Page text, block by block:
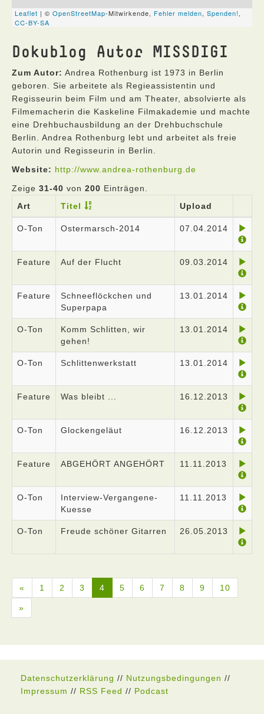
Dokublog Autor MISSDIGI
Zum Autor: Andrea Rothenburg ist 1973 in Berlin
geboren. Sie arbeitete als Regieassistentin und
Regisseurin beim Film und am Theater, absolvierte als
Filmemacherin die Kaskeline Filmakademie und machte
eine Drehbuchausbildung an der Drehbuchschule
Berlin. Andrea Rothenburg lebt und arbeitet als freie
Autorin und Regisseurin in Berlin.
Website: http://www.andrea-rothenburg.de
Zeige 31-40 von 200 Einträgen.
Art
Titel Upload
O-Ton Ostermarsch-2014 07.04.2014
Feature Auf der Flucht 09.03.2014
Feature
Schneeflöckchen und
Superpapa
13.01.2014
O-Ton
Komm Schlitten, wir
gehen!
13.01.2014
O-Ton Schlittenwerkstatt 13.01.2014
Feature Was bleibt ... 16.12.2013
O-Ton Glockengeläut 16.12.2013
Feature ABGEHÖRT ANGEHÖRT 11.11.2013
O-Ton
Interview-Vergangene-
Kuesse
11.11.2013
O-Ton Freude schöner Gitarren 26.05.2013
« 1 2 3 4 5 6 7 8 9 10
»
Datenschutzerklärung // Nutzungsbedingungen //
Impressum // RSS Feed // Podcast